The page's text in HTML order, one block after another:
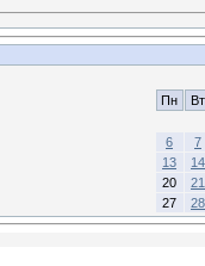
Пн Вт
6
7
13
14
20
21
27
28